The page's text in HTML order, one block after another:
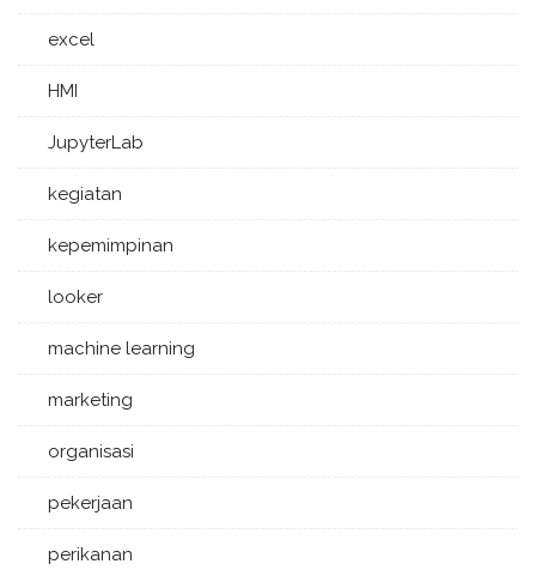
excel
HMI
JupyterLab
kegiatan
kepemimpinan
looker
machine learning
marketing
organisasi
pekerjaan
perikanan